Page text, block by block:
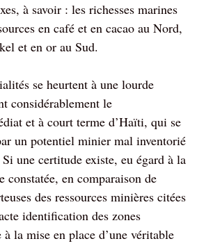
à savoir : les richesses marines
en café et en cacao au Nord,
et en or au Sud.
se heurtent à une lourde
considérablement le
et à court terme d’Haïti, qui se
un potentiel minier mal inventorié
une certitude existe, eu égard à la
constatée, en comparaison de
des ressources minières citées
identification des zones
à la mise en place d’une véritable